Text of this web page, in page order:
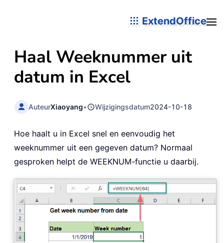
ExtendOffice
Haal Weeknummer uit
datum in Excel
AuteurXiaoyang• Wijzigingsdatum2024-10-18
Hoe haalt u in Excel snel en eenvoudig het
weeknummer uit een gegeven datum? Normaal
gesproken helpt de WEEKNUM-functie u daarbij.